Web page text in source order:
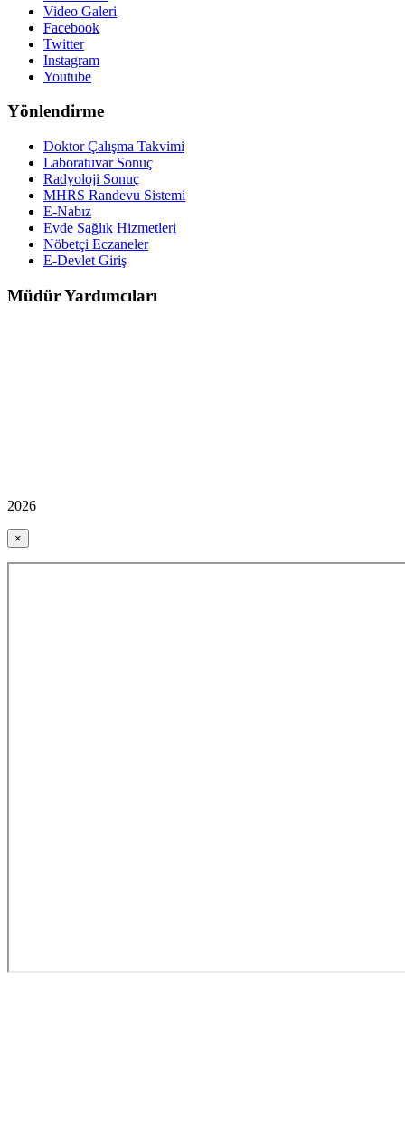
Video Galeri
Facebook
Twitter
Instagram
Youtube
Yönlendirme
Doktor Çalışma Takvimi
Laboratuvar Sonuç
Radyoloji Sonuç
MHRS Randevu Sistemi
E-Nabız
Evde Sağlık Hizmetleri
Nöbetçi Eczaneler
E-Devlet Giriş
Müdür Yardımcıları
2026
×